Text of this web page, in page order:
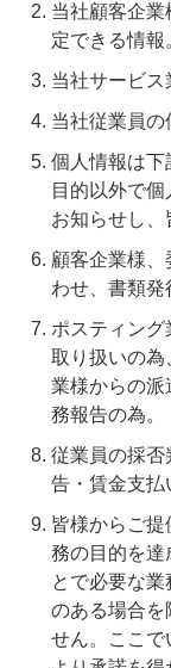
当社顧客企
定できる情報
当社サービス
当社従業員の
個人情報は
目的以外で
お知らせし、
顧客企業様
わせ、書類発
ポスティン
取り扱いの為
業様からの派
務報告の為。
従業員の採否
告・賃金支払
皆様からご
務の目的を達
とで必要な
のある場合を
せん。ここで